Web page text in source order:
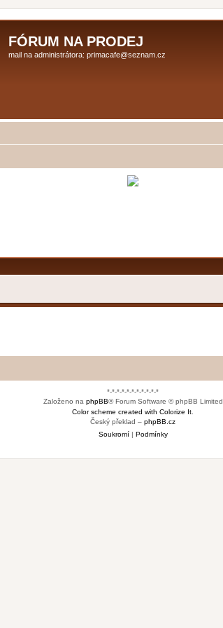
FÓRUM NA PRODEJ
mail na administrátora: primacafe@seznam.cz
*-*-*-*-*-*-*-*-*-*-*
Založeno na phpBB® Forum Software © phpBB Limited
Color scheme created with Colorize It.
Český překlad – phpBB.cz
Soukromí| Podmínky